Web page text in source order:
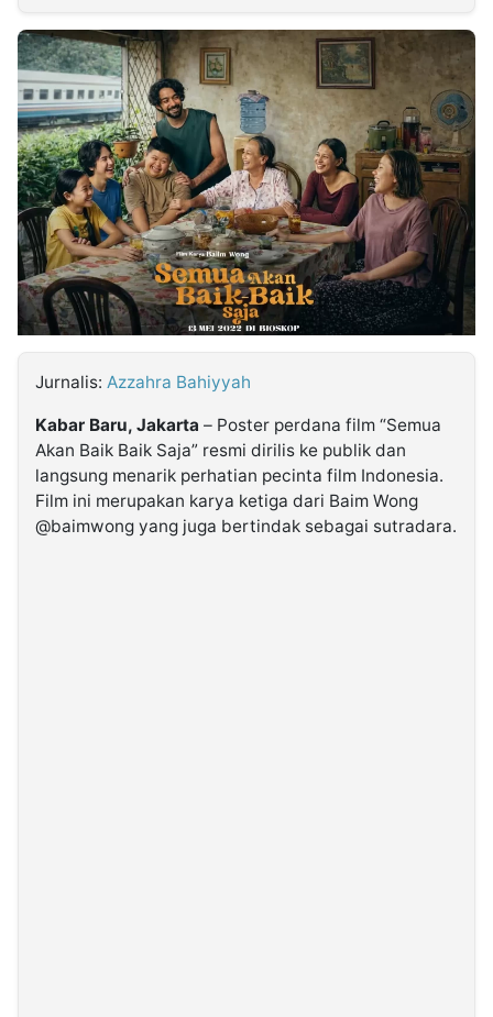
INDONESIA
Partner
Insight
NTB
Suara
Time
Lens
IDN
Daily
Jogja
Jalan
Rakyat
Idealita
News
Kita
Notice
Radar
Baru
Seedbacklink
Follow
Kabarbaru
Jurnalis: Azzahra Bahiyyah
Kabar Baru, Jakarta – Poster perdana film “Semua
Akan Baik Baik Saja” resmi dirilis ke publik dan
langsung menarik perhatian pecinta film Indonesia.
Film ini merupakan karya ketiga dari Baim Wong
@baimwong yang juga bertindak sebagai sutradara.